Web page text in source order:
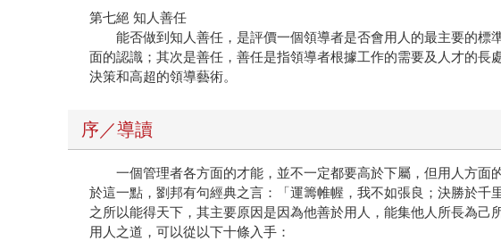
第七絕 知人善任
能否做到知人善任，是評價一個領導者是否會用人的最主要的標
面的認識；其次是善任，善任是指領導者根據工作的需要及人才的
決策和高超的領導藝術。
序／導讀
一個管理者各方面的才能，並不一定都要高於下屬，但用人方面
於這一點，劉邦有句經典之言：「運籌帷幄，我不如張良；決勝於
之所以能得天下，其主要原因是因為他善於用人，能集他人所長為
用人之道，可以從以下十條入手：